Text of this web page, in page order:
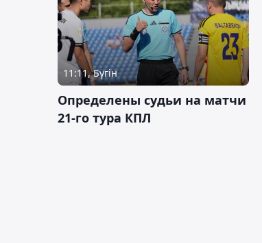
11:11, Бүгін
Определены судьи на матчи
21-го тура КПЛ